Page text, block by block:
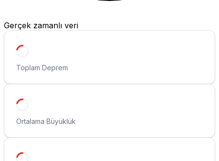
Gerçek zamanlı veri
Toplam Deprem
Ortalama Büyüklük